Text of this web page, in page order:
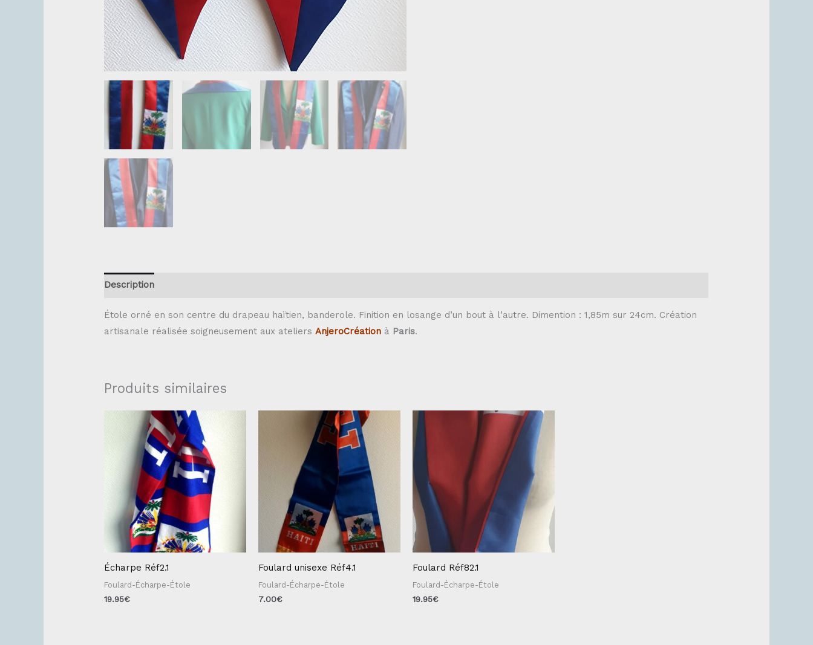
Description
Étole orné en son centre du drapeau haïtien, banderole. Finition en losange d’un bout à l’autre. Dimention : 1,85m sur 24cm. Création
artisanale réalisée soigneusement aux ateliersAnjeroCréation à Paris.
Produits similaires
Écharpe Réf2.1
Foulard-Écharpe-Étole
19.95€
Foulard unisexe Réf4.1
Foulard-Écharpe-Étole
7.00€
Foulard Réf82.1
Foulard-Écharpe-Étole
19.95€